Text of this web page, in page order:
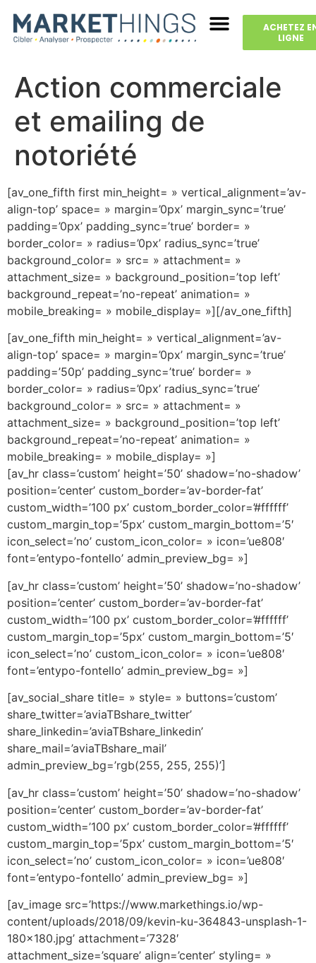
ACHETEZ
LIGNE
Action commerciale
et emailing de
notoriété
[av_one_fifth first min_height= » vertical_alignment=’av-
align-top’ space= » margin=’0px’ margin_sync=’true’
padding=’0px’ padding_sync=’true’ border= »
border_color= » radius=’0px’ radius_sync=’true’
background_color= » src= » attachment= »
attachment_size= » background_position=’top left’
background_repeat=’no-repeat’ animation= »
mobile_breaking= » mobile_display= »][/av_one_fifth]
[av_one_fifth min_height= » vertical_alignment=’av-
align-top’ space= » margin=’0px’ margin_sync=’true’
padding=’50p’ padding_sync=’true’ border= »
border_color= » radius=’0px’ radius_sync=’true’
background_color= » src= » attachment= »
attachment_size= » background_position=’top left’
background_repeat=’no-repeat’ animation= »
mobile_breaking= » mobile_display= »]
[av_hr class=’custom’ height=’50’ shadow=’no-shadow’
position=’center’ custom_border=’av-border-fat’
custom_width=’100 px’ custom_border_color=’#ffffff’
custom_margin_top=’5px’ custom_margin_bottom=’5′
icon_select=’no’ custom_icon_color= » icon=’ue808′
font=’entypo-fontello’ admin_preview_bg= »]
[av_hr class=’custom’ height=’50’ shadow=’no-shadow’
position=’center’ custom_border=’av-border-fat’
custom_width=’100 px’ custom_border_color=’#ffffff’
custom_margin_top=’5px’ custom_margin_bottom=’5′
icon_select=’no’ custom_icon_color= » icon=’ue808′
font=’entypo-fontello’ admin_preview_bg= »]
[av_social_share title= » style= » buttons=’custom’
share_twitter=’aviaTBshare_twitter’
share_linkedin=’aviaTBshare_linkedin’
share_mail=’aviaTBshare_mail’
admin_preview_bg=’rgb(255, 255, 255)’]
[av_hr class=’custom’ height=’50’ shadow=’no-shadow’
position=’center’ custom_border=’av-border-fat’
custom_width=’100 px’ custom_border_color=’#ffffff’
custom_margin_top=’5px’ custom_margin_bottom=’5′
icon_select=’no’ custom_icon_color= » icon=’ue808′
font=’entypo-fontello’ admin_preview_bg= »]
[av_image src=’https://www.markethings.io/wp-
content/uploads/2018/09/kevin-ku-364843-unsplash-1-
180×180.jpg’ attachment=’7328′
attachment_size=’square’ align=’center’ styling= »